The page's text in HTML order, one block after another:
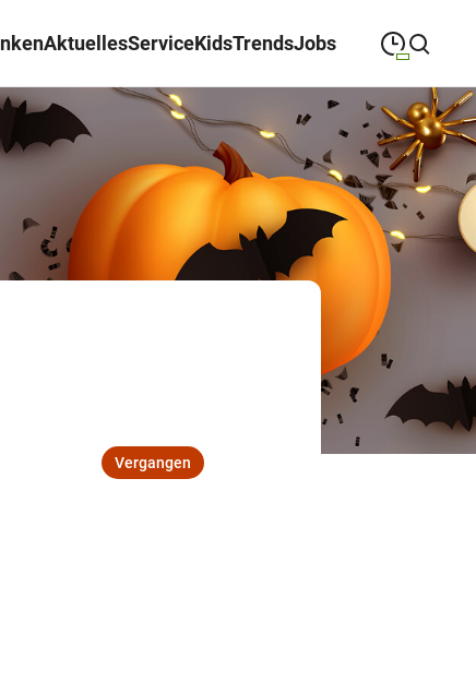
AktuellesServiceKidsTrendsJobs
Suche schließen Montag
MONTAG 09:00 —19:00
Dienstag
DIENSTAG 09:00—19:00
Mittwoch
MITTWOCH 09:00 —19:00
—19:00
09:00 —19:00
09:00 —18:00
Vergangen